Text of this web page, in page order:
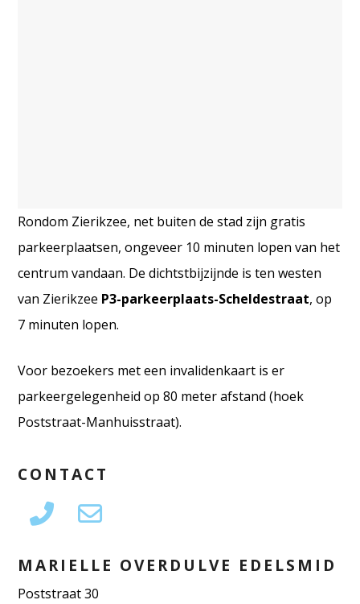
Rondom Zierikzee, net buiten de stad zijn gratis
parkeerplaatsen, ongeveer 10 minuten lopen van het
centrum vandaan. De dichtstbijzijnde is ten westen
van Zierikzee P3-parkeerplaats-Scheldestraat, op
7 minuten lopen.
Voor bezoekers met een invalidenkaart is er
parkeergelegenheid op 80 meter afstand (hoek
Poststraat-Manhuisstraat).
CONTACT
MARIELLE OVERDULVE EDELSMID
Poststraat 30